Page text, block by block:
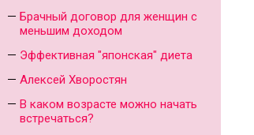
Брачный договор для женщин с
меньшим доходом
Эффективная "японская" диета
Алексей Хворостян
В каком возрасте можно начать
встречаться?